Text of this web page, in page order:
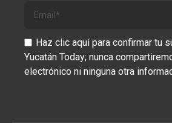
Haz clic aquí para confirmar tu
Yucatán Today; nunca
electrónico ni ninguna otra